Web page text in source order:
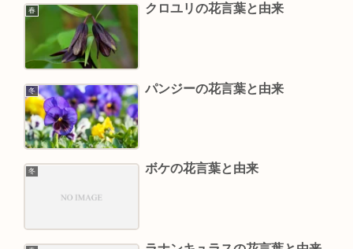
春 クロユリの花言葉と由来
冬 パンジーの花言葉と由来
冬 ボケの花言葉と由来